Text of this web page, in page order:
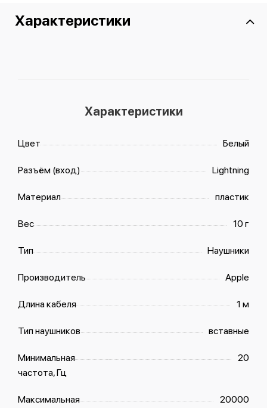
Характеристики
Характеристики
Цвет Белый
Разъём (вход) Lightning
Материал пластик
Вес 10 г
Тип Наушники
Производитель Apple
Длина кабеля 1 м
Тип наушников вставные
Минимальная
частота, Гц
20
Максимальная
20000